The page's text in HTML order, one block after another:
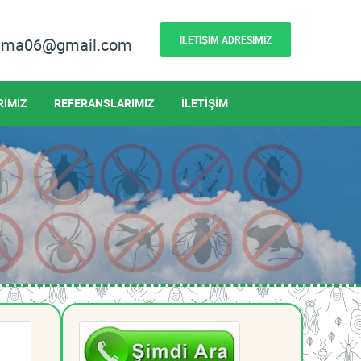
İLETİŞİM ADRESİMİZ
REFERANSLARIMIZ İLETİŞİM